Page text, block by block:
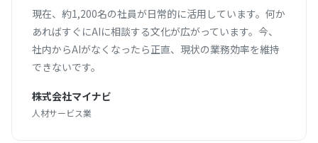
現在、約1,200名の社員が日常的に活用しています。何か
あればすぐにAIに相談する文化が広がっています。今、
社内からAIがなくなったら正直、現状の業務効率を維持
できないです。
株式会社マイナビ
人材サービス業